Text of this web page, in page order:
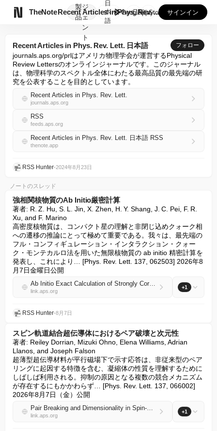
TheNote
製
品
ジ
ェ
ン
ト
Recent Articles in Phys. Rev. ...
日
本
語
GooglePlay
AppStore サインイン
Recent Articles in Phys. Rev. Lett. 日本語 フォロー
journals.aps.org/prlはアメリカ物理学会が運営するPhysical
Review Lettersのオンラインジャーナルです。このジャーナル
は、物理科学のスペクトル全体にわたる最高品質の最先端の研
究を公表することを目的としています。
Recent Articles in Phys. Rev. Lett.
journals.aps.org
RSS
feeds.aps.org
Recent Articles in Phys. Rev. Lett. 日本語 RSS
thenote.app
RSS Hunter•2024年8月23日
ノートのスレッド
強相関核物質のAb Initio厳密計算
著者: R. Z. Hu, S. L. Jin, X. Zhen, H. Y. Shang, J. C. Pei, F. R.
Xu, and F. Marino
高密度核物質は、コンパクト星の理解と非閉じ込めクォーク相
への遷移の推論にとって極めて重要である。我々は、最先端の
フル・コンフィギュレーション・インタラクション・クォー
ク・モンテカルロ法を用いた無限核物質の ab initio 精密計算を
発表し、これにより… [Phys. Rev. Lett. 137, 062503] 2026年8
月7日金曜日公開
Ab Initio Exact Calculation of Strongly Correlated Nucleonic Matter
link.aps.org
+1
RSS Hunter•8月7日
スピン軌道結合超伝導体におけるペア破壊と次元性
著者: Reiley Dorrian, Mizuki Ohno, Elena Williams, Adrian
Llanos, and Joseph Falson
超薄型超伝導材料が平行磁場下で示す応答は、非従来型のペア
リングに起因する特徴を含む、凝縮体の性質を理解するために
しばしば利用される。抑制の原因となる複数の競合メカニズム
が存在するにもかかわらず… [Phys. Rev. Lett. 137, 066002]
2026年8月7日（金）公開
Pair Breaking and Dimensionality in Spin-Orbit Coupled Superconductors
link.aps.org
+1